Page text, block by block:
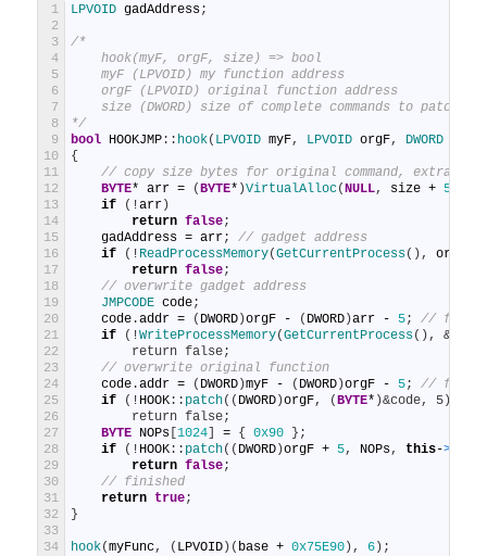
1
2
3
4
5
6
7
8
9
10
11
12
13
14
15
16
17
18
19
20
21
22
23
24
25
26
27
28
29
30
31
32
33
34
LPVOID gadAddress;
/*
hook(myF, orgF, size) => bool
myF (LPVOID) my function address
orgF (LPVOID) original function address
size (DWORD) size of complete commands to patch
*/
bool HOOKJMP : : hook( LPVOID myF, LPVOID orgF, DWORD
{
// copy size bytes for original command, extra 5 for
BYTE* arr = (BYTE* )VirtualAlloc(NULL, size + 5
if
( !arr)
return false;
gadAddress = arr;
// gadget address
if
( ! ReadProcessMemory(GetCurrentProcess( ) , orgF
return false;
// overwrite gadget address
JMPCODE code;
code .addr = ( DWORD)orgF - ( DWORD)arr - 5;
// from
if
( !WriteProcessMemory(GetCurrentProcess( ) ,
return false;
// overwrite original function
code .addr = ( DWORD)myF - ( DWORD)orgF - 5;
// from
if
( ! HOOK : : patch( ( DWORD)orgF, (BYTE* )&code, 5))
return false;
BYTE NOPs [1024] = { 0x90 } ;
if
( ! HOOK : : patch( ( DWORD)orgF + 5, NOPs, this->
return false;
// finished
return true;
}
hook(myFunc, ( LPVOID) ( base + 0x75E90) , 6) ;